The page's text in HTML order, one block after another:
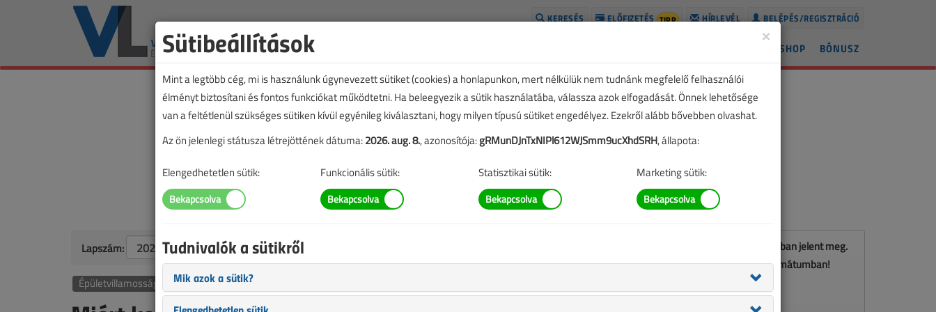
BELÉPÉS/REGISZTRÁCIÓ
HÍRLEVÉL
ELŐFIZETÉS TIPP
KERESÉS
BÓNUSZ
SHOP
Lapszám:
Épületvillamosság
Ez a cikk a VL 2023. májusi számában jelent meg.
Töltse le a lapszámot PDF formátumban!
LETÖLTÉS
×
Sütibeállítások
Mint a legtöbb cég, mi is használunk úgynevezett sütiket (cookies) a honlapunkon, mert nélkülük nem tudnánk megfelelő felhasználói
élményt biztosítani és fontos funkciókat működtetni. Ha beleegyezik a sütik használatába, válassza azok elfogadását. Önnek lehetősége
van a feltétlenül szükséges sütiken kívül egyénileg kiválasztani, hogy milyen típusú sütiket engedélyez. Ezekről alább bővebben olvashat.
Az ön jelenlegi státusza létrejöttének dátuma:2026. aug. 8., azonosítója:gRMunDJnTxNIPl612WJSmm9ucXhdSRH, állapota:
Elengedhetetlen sütik: Funkcionális sütik: Statisztikai sütik: Marketing sütik:
Tudnivalók a sütikről
Mik azok a sütik?